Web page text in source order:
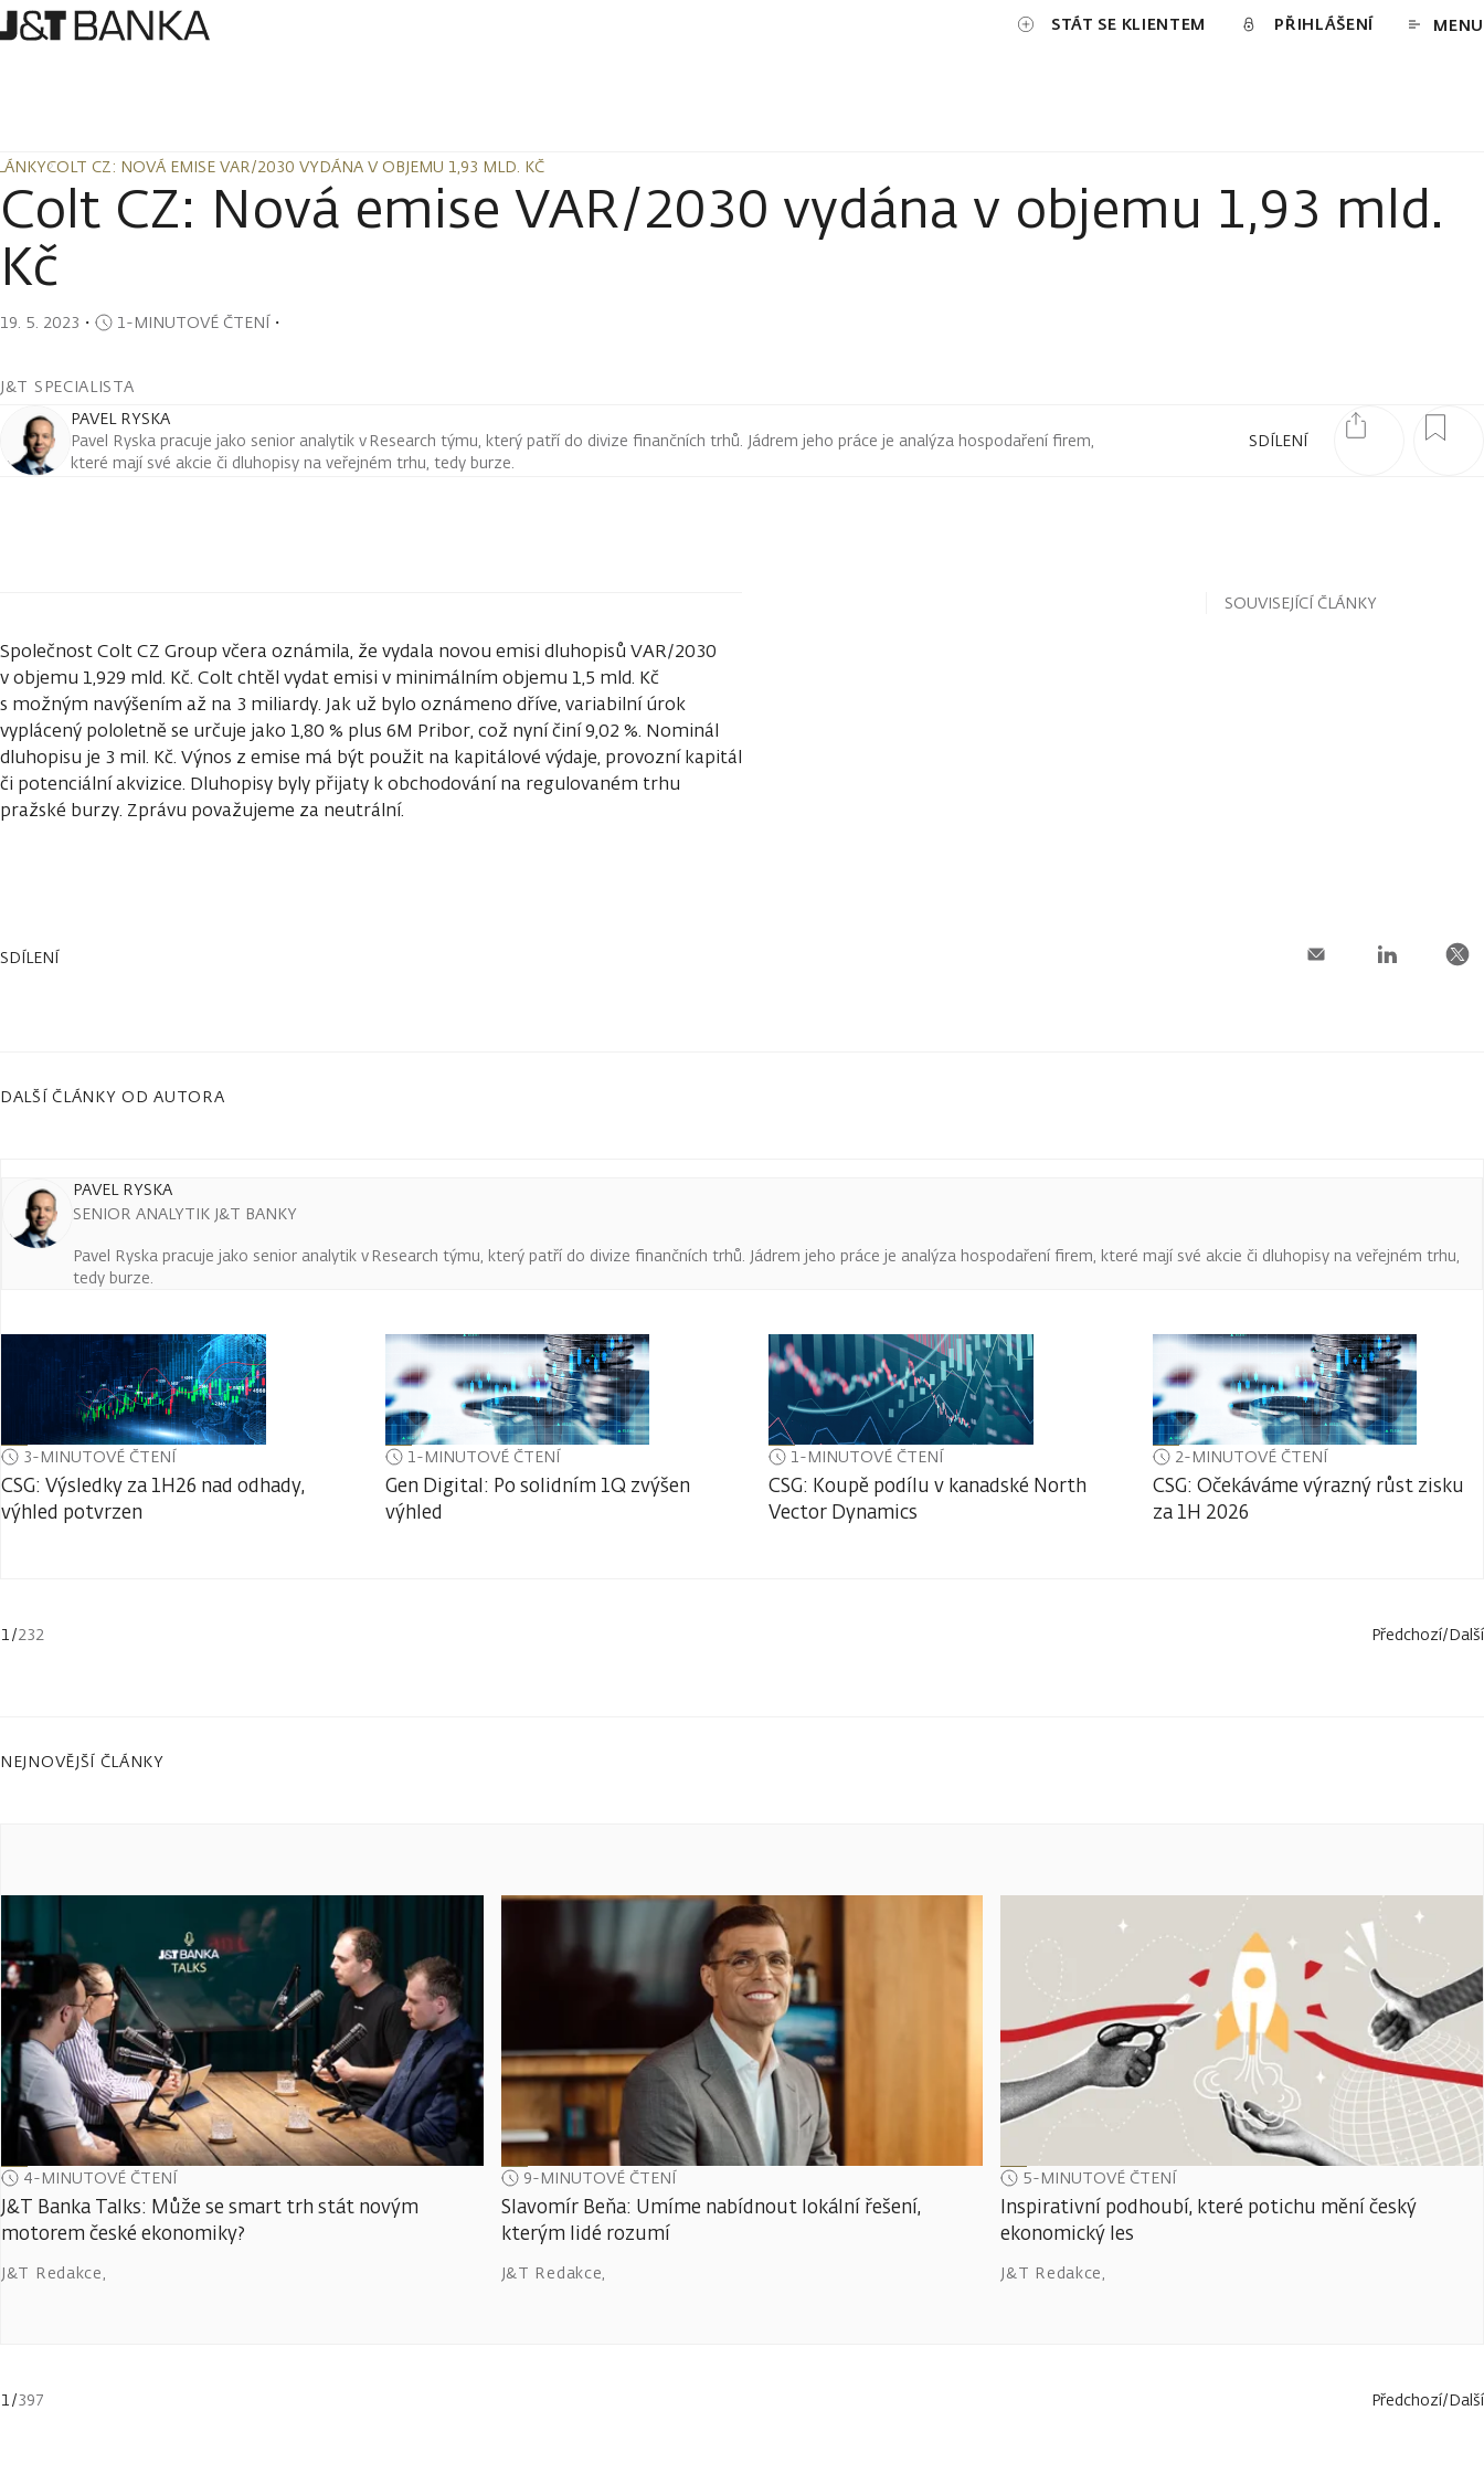
STÁT SE KLIENTEM PŘIHLÁŠENÍ MENU
COLT CZ: NOVÁ EMISE VAR/2030 VYDÁNA V OBJEMU 1,93 MLD. KČ
COLT CZ: NOVÁ EMISE VAR/2030 VYDÁNA V OBJEMU 1,93 MLD. KČ
Colt CZ: Nová emise VAR/2030 vydána v objemu 1,93 mld.
Kč
19. 5. 2023 ・ 1-MINUTOVÉ ČTENÍ・
J&T SPECIALISTA
SDÍLENÍ
PAVEL RYSKA
Pavel Ryska pracuje jako senior analytik v Research týmu, který patří do divize finančních trhů. Jádrem jeho práce je analýza hospodaření firem,
které mají své akcie či dluhopisy na veřejném trhu, tedy burze.
Společnost Colt CZ Group včera oznámila, že vydala novou emisi dluhopisů VAR/2030
v objemu 1,929 mld. Kč. Colt chtěl vydat emisi v minimálním objemu 1,5 mld. Kč
s možným navýšením až na 3 miliardy. Jak už bylo oznámeno dříve, variabilní úrok
vyplácený pololetně se určuje jako 1,80 % plus 6M Pribor, což nyní činí 9,02 %. Nominál
dluhopisu je 3 mil. Kč. Výnos z emise má být použit na kapitálové výdaje, provozní kapitál
či potenciální akvizice. Dluhopisy byly přijaty k obchodování na regulovaném trhu
pražské burzy. Zprávu považujeme za neutrální.
SOUVISEJÍCÍ ČLÁNKY
SDÍLENÍ
DALŠÍ ČLÁNKY OD AUTORA
PAVEL RYSKA
SENIOR ANALYTIK J&T BANKY
Pavel Ryska pracuje jako senior analytik v Research týmu, který patří do divize finančních trhů. Jádrem jeho práce je analýza hospodaření firem, které mají své akcie či dluhopisy na veřejném trhu,
tedy burze.
3-MINUTOVÉ ČTENÍ
CSG: Výsledky za 1H26 nad odhady,
výhled potvrzen
1-MINUTOVÉ ČTENÍ
Gen Digital: Po solidním 1Q zvýšen
výhled
1-MINUTOVÉ ČTENÍ
CSG: Koupě podílu v kanadské North
Vector Dynamics
2-MINUTOVÉ ČTENÍ
CSG: Očekáváme výrazný růst zisku
za 1H 2026
1 /232 Předchozí/Další
NEJNOVĚJŠÍ ČLÁNKY
4-MINUTOVÉ ČTENÍ
J&T Banka Talks: Může se smart trh stát novým
motorem české ekonomiky?
J&T Redakce,
9-MINUTOVÉ ČTENÍ
Slavomír Beňa: Umíme nabídnout lokální řešení,
kterým lidé rozumí
J&T Redakce,
5-MINUTOVÉ ČTENÍ
Inspirativní podhoubí, které potichu mění český
ekonomický les
J&T Redakce,
1/397 Předchozí/Další